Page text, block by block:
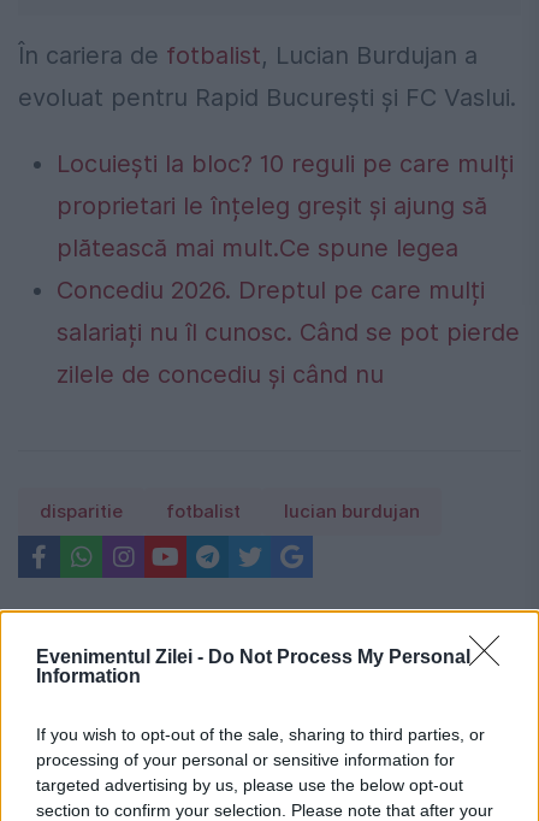
Evenimentul Zilei - Do Not Process My Personal
Information
If you wish to opt-out of the sale, sharing to third parties, or
processing of your personal or sensitive information for
targeted advertising by us, please use the below opt-out
section to confirm your selection. Please note that after your
În cariera de fotbalist, Lucian Burdujan a
evoluat pentru Rapid București și FC Vaslui.
Locuiești la bloc? 10 reguli pe care mulți
proprietari le înțeleg greșit și ajung să
plătească mai mult.Ce spune legea
Concediu 2026. Dreptul pe care mulți
salariați nu îl cunosc. Când se pot pierde
zilele de concediu și când nu
disparitie fotbalist lucian burdujan